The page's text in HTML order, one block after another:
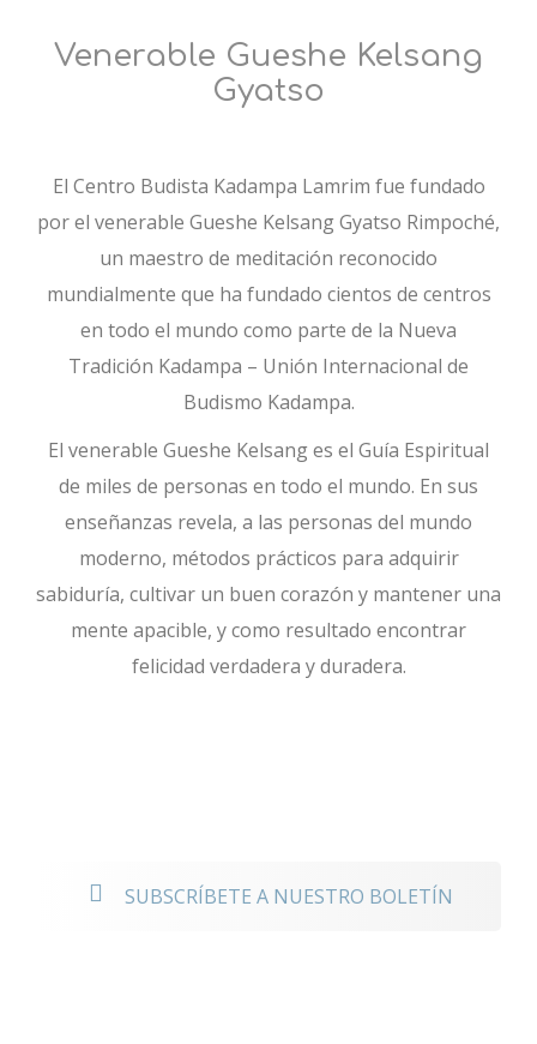
Venerable Gueshe Kelsang
Gyatso
El Centro Budista Kadampa Lamrim fue fundado
por el venerable Gueshe Kelsang Gyatso Rimpoché,
un maestro de meditación reconocido
mundialmente que ha fundado cientos de centros
en todo el mundo como parte de la Nueva
Tradición Kadampa – Unión Internacional de
Budismo Kadampa.
El venerable Gueshe Kelsang es el Guía Espiritual
de miles de personas en todo el mundo. En sus
enseñanzas revela, a las personas del mundo
moderno, métodos prácticos para adquirir
sabiduría, cultivar un buen corazón y mantener una
mente apacible, y como resultado encontrar
felicidad verdadera y duradera.
SUBSCRÍBETE A NUESTRO BOLETÍN